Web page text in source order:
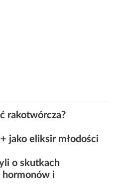
rakotwórcza?
jako eliksir młodości
o skutkach
hormonów i